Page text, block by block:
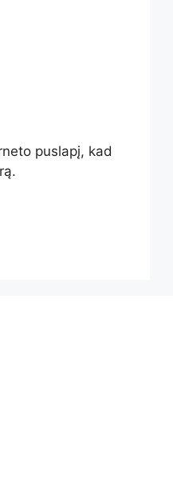
puslapį, kad